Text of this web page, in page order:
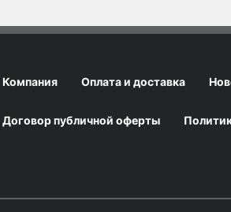
Компания Оплата и доставка
Договор публичной оферты